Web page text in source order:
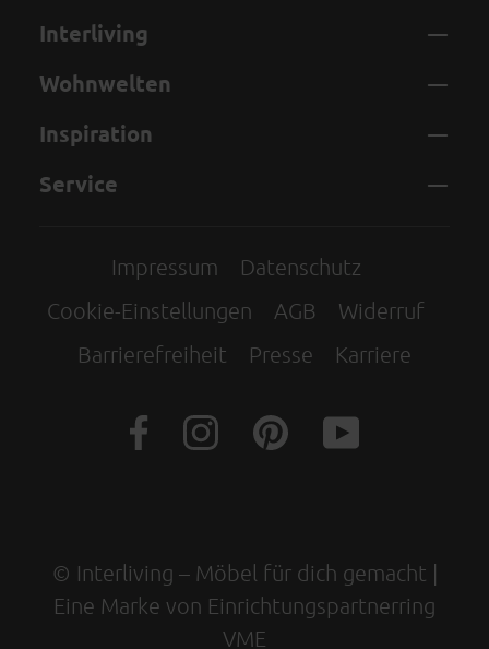
Interliving
Wohnwelten
Inspiration
Service
Impressum
Datenschutz
Cookie-Einstellungen
AGB
Widerruf
Barrierefreiheit
Presse Karriere
© Interliving – Möbel für dich gemacht |
Eine Marke von Einrichtungspartnerring
VME